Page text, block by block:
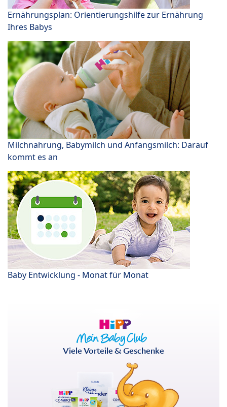
Ernährungsplan: Orientierungshilfe zur Ernährung
Ihres Babys
Milchnahrung, Babymilch und Anfangsmilch: Darauf
kommt es an
Baby Entwicklung - Monat für Monat
Viele Vorteile & Geschenke